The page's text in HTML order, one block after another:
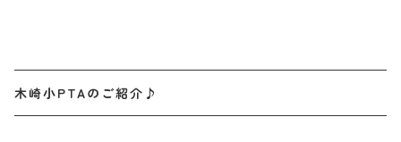
木崎小PTAのご紹介♪